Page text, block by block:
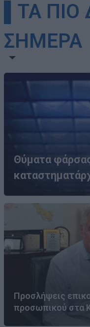
▌ΤΑ
ΣΗΜΕΡΑ
Θύματα
Προσλήψεις
προσωπικού στα